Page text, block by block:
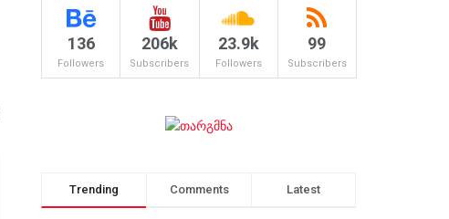
136
Followers
206k
Subscribers
23.9k
Followers
99
Subscribers
Trending Comments Latest